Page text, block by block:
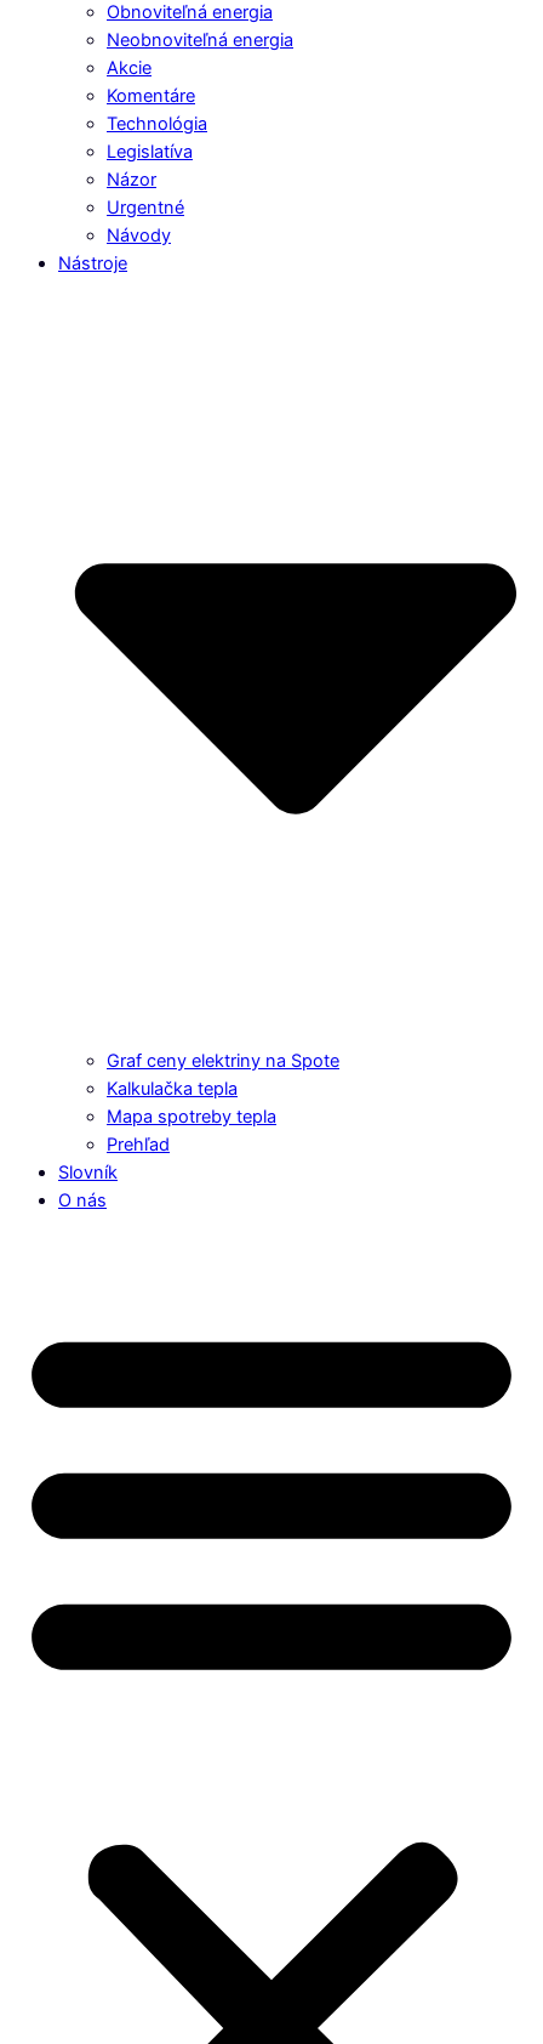
Obnoviteľná energia
Neobnoviteľná energia
Akcie
Komentáre
Technológia
Legislatíva
Názor
Urgentné
Návody
Nástroje
Graf ceny elektriny na Spote
Kalkulačka tepla
Mapa spotreby tepla
Prehľad
Slovník
O nás